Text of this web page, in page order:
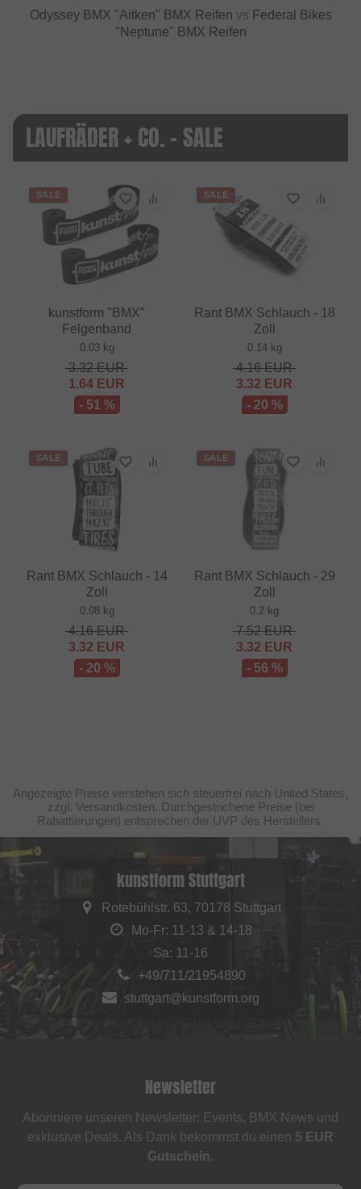
Odyssey BMX "Aitken" BMX Reifen vs Federal Bikes
"Neptune" BMX Reifen
LAUFRÄDER + CO. - SALE
SALE
kunstform "BMX"
Felgenband
0.03 kg
3.32EUR
1.64 EUR
- 51 %
SALE
Rant BMX Schlauch - 18
Zoll
0.14 kg
4.16EUR
3.32 EUR
- 20 %
SALE
Rant BMX Schlauch - 14
Zoll
0.08 kg
4.16EUR
3.32 EUR
- 20 %
SALE
Rant BMX Schlauch - 29
Zoll
0.2 kg
7.52EUR
3.32 EUR
- 56 %
Angezeigte Preise verstehen sich steuerfrei nach United States,
zzgl. Versandkosten. Durchgestrichene Preise (bei
Rabattierungen) entsprechen der UVP des Herstellers.
kunstform Stuttgart
Rotebühlstr. 63, 70178 Stuttgart
Mo-Fr: 11-13 & 14-18
Sa: 11-16
+49/711/21954890
stuttgart@kunstform.org
Newsletter
Abonniere unseren Newsletter: Events, BMX News und
exklusive Deals. Als Dank bekommst du einen 5 EUR
Gutschein.